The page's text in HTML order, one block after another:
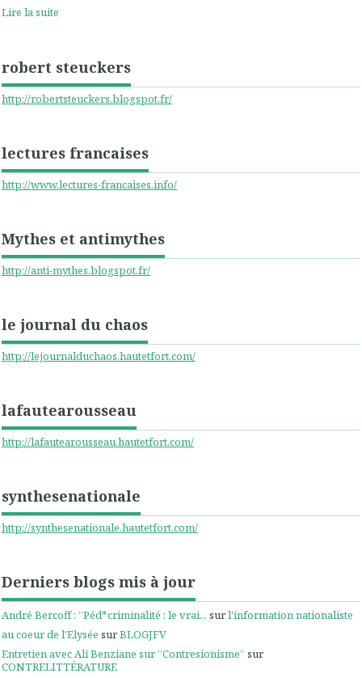
Lire la suite
robert steuckers
http://robertsteuckers.blogspot.fr/
lectures francaises
http://www.lectures-francaises.info/
Mythes et antimythes
http://anti-mythes.blogspot.fr/
le journal du chaos
http://lejournalduchaos.hautetfort.com/
lafautearousseau
http://lafautearousseau.hautetfort.com/
synthesenationale
http://synthesenationale.hautetfort.com/
Derniers blogs mis à jour
André Bercoff : ”Péd*criminalité : le vrai... surl'information nationaliste
au coeur de l'Elysée surBLOGJFV
Entretien avec Ali Benziane sur ”Contresionisme” sur
CONTRELITTÉRATURE